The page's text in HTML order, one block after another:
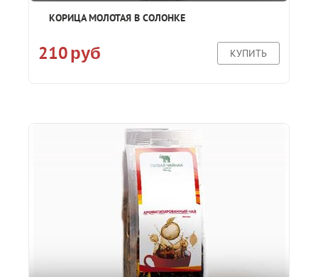
КОРИЦА МОЛОТАЯ В СОЛОНКЕ
210 руб КУПИТЬ